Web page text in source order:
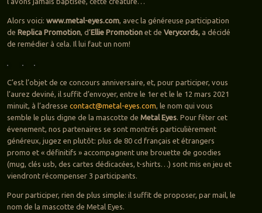
Alors voici: www.metal-eyes.com, avec la généreuse participation
de Replica Promotion, d’Ellie Promotionet de Verycords,a décidé
de remédier à cela. Il lui faut un nom!
C’est l’objet de ce concours anniversaire, et, pour participer, vous
l’aurez deviné, il suffit d’envoyer, entre le 1er et le le 12 mars 2021
minuit, à l’adresse contact@metal-eyes.com, le nom qui vous
semble le plus digne de la mascotte de Metal Eyes. Pour fêter cet
évenement, nos partenaires se sont montrés particulièrement
généreux, jugez en plutôt: plus de 80 cd français et étrangers
promo et « définitifs » accompagnent une brouette de goodies
(mug, clés usb, des cartes dédicacées, t-shirts…) sont mis en jeu et
viendront récompenser 3 participants.
Pour participer, rien de plus simple: il suffit de proposer, par mail, le
nom de la mascotte de Metal Eyes.